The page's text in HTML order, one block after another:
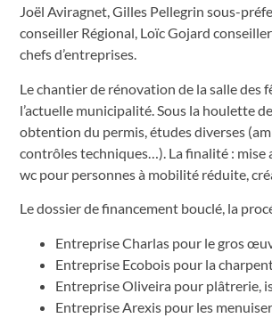
Joël Aviragnet, Gilles Pellegrin sous-
conseiller Régional, Loïc Gojard
chefs d’entreprises.
Le chantier de rénovation de la salle des
l’actuelle municipalité. Sous la houlette
obtention du permis, études diverses
contrôles techniques…). La finalité : mise
wc pour personnes à mobilité réduite,
Le dossier de financement bouclé, la
Entreprise Charlas pour le gros
Entreprise Ecobois pour la
Entreprise Oliveira pour plâtrerie,
Entreprise Arexis pour les